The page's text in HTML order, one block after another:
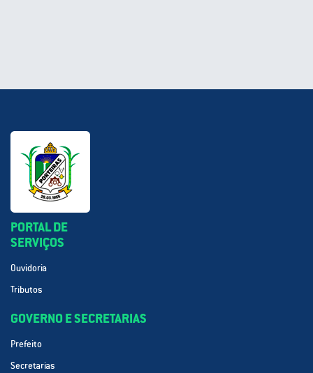
PORTAL DE
SERVIÇOS
Ouvidoria
Tributos
GOVERNO E SECRETARIAS
Prefeito
Secretarias